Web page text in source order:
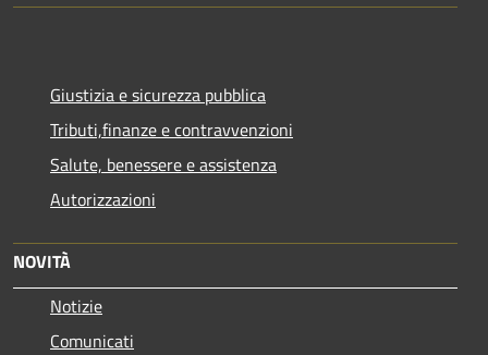
Giustizia e sicurezza pubblica
Tributi,finanze e contravvenzioni
Salute, benessere e assistenza
Autorizzazioni
NOVITÀ
Notizie
Comunicati